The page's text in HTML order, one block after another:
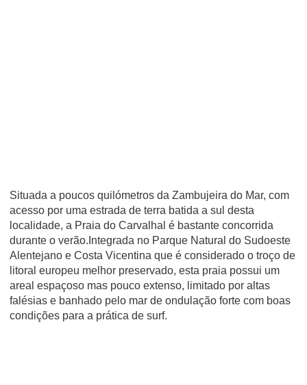
Situada a poucos quilómetros da Zambujeira do Mar, com
acesso por uma estrada de terra batida a sul desta
localidade, a Praia do Carvalhal é bastante concorrida
durante o verão.Integrada no Parque Natural do Sudoeste
Alentejano e Costa Vicentina que é considerado o troço de
litoral europeu melhor preservado, esta praia possui um
areal espaçoso mas pouco extenso, limitado por altas
falésias e banhado pelo mar de ondulação forte com boas
condições para a prática de surf.